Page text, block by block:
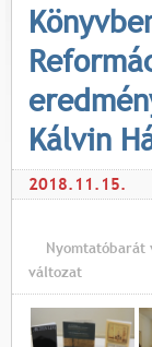
Kálvin
2018.11.15.
Nyomtatóbarát
változat